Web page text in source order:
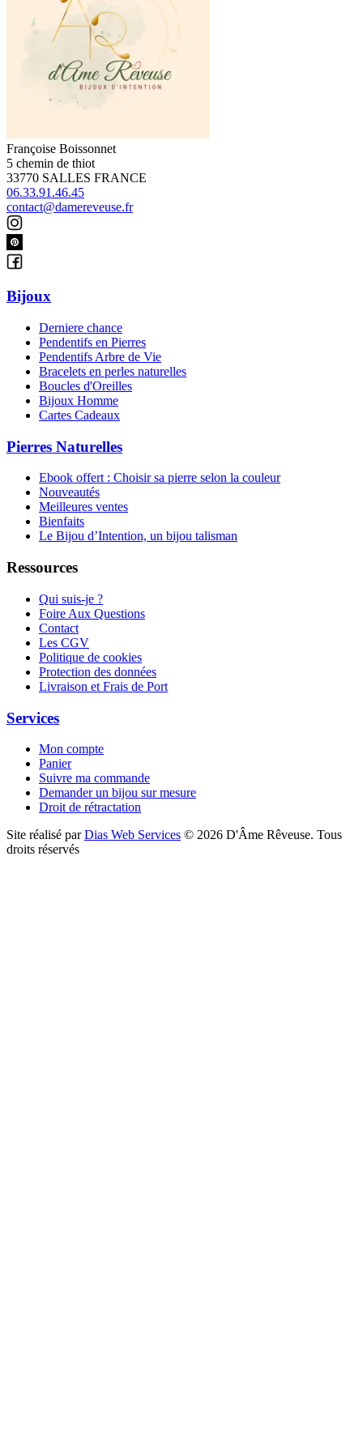
Françoise Boissonnet
5 chemin de thiot
33770 SALLES FRANCE
06.33.91.46.45
contact@damereveuse.fr
Bijoux
Derniere chance
Pendentifs en Pierres
Pendentifs Arbre de Vie
Bracelets en perles naturelles
Boucles d'Oreilles
Bijoux Homme
Cartes Cadeaux
Pierres Naturelles
Ebook offert : Choisir sa pierre selon la couleur
Nouveautés
Meilleures ventes
Bienfaits
Le Bijou d’Intention, un bijou talisman
Ressources
Qui suis-je ?
Foire Aux Questions
Contact
Les CGV
Politique de cookies
Protection des données
Livraison et Frais de Port
Services
Mon compte
Panier
Suivre ma commande
Demander un bijou sur mesure
Droit de rétractation
Site réalisé par Dias Web Services © 2026 D'Âme Rêveuse. Tous
droits réservés